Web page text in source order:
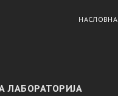
НАСЛОВНА
ЛАБОРАТОРИЈА